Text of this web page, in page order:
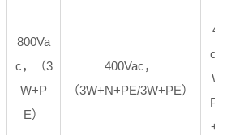
800Va
c，（3
W+P
E）
400Vac，
（3W+N+PE/3W+PE）
c